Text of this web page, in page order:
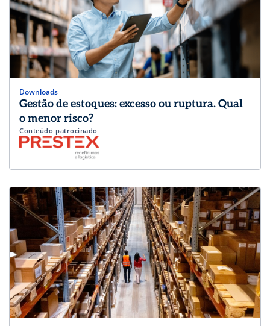
Downloads
Gestão de estoques: excesso ou ruptura. Qual
o menor risco?
Conteúdo patrocinado